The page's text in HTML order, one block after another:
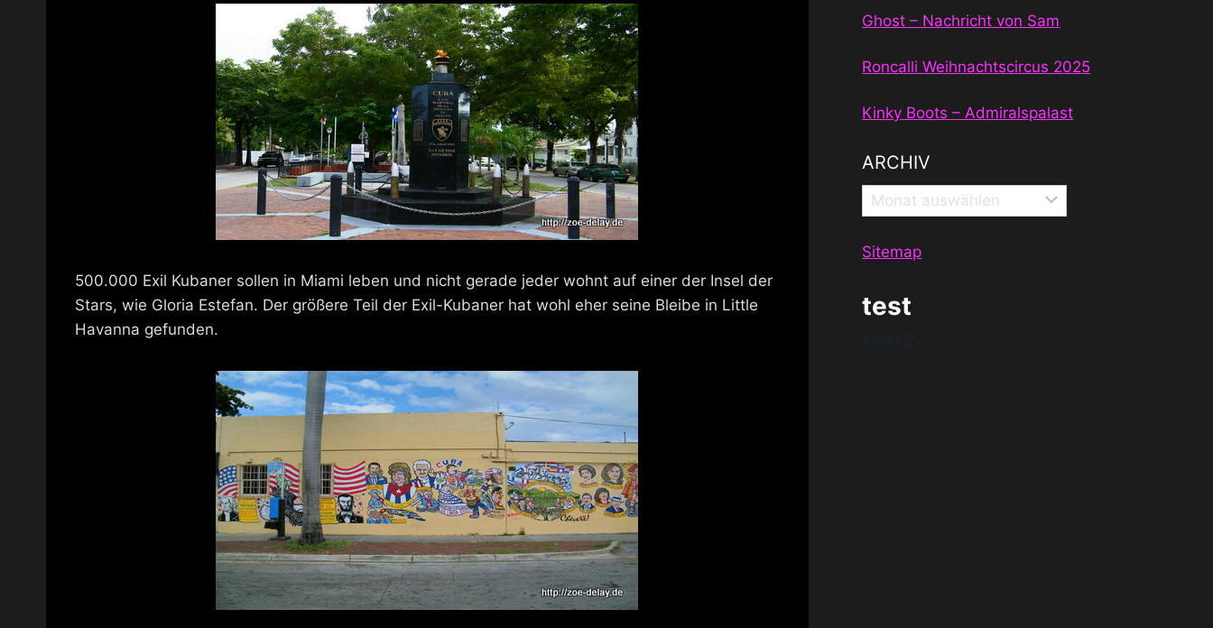
500.000 Exil Kubaner sollen in Miami leben und nicht gerade jeder wohnt auf einer der Insel der
Stars, wie Gloria Estefan. Der größere Teil der Exil-Kubaner hat wohl eher seine Bleibe in Little
Havanna gefunden.
Ghost – Nachricht von Sam
Roncalli Weihnachtscircus 2025
Kinky Boots – Admiralspalast
ARCHIV
Archiv
Sitemap
test